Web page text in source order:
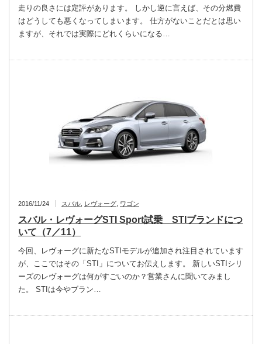
走りの良さには定評があります。 しかし逆に言えば、その分燃費
はどうしても悪くなってしまいます。 仕方がないことだとは思い
ますが、それでは実際にどれくらいになる…
2016/11/24 スバル レヴォーグ ワゴン
スバル・レヴォーグSTI Sport試乗 STIブランドにつ
いて（7／11）
今回、レヴォーグに新たなSTIモデルが追加され注目されています
が、ここではその「STI」についてお伝えします。 新しいSTIシリ
ーズのレヴォーグは何がすごいのか？営業さんに聞いてみまし
た。 STIは今やブラン…